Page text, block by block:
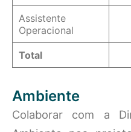
Assistente
Operacional
Total
Ambiente
Colaborar com a